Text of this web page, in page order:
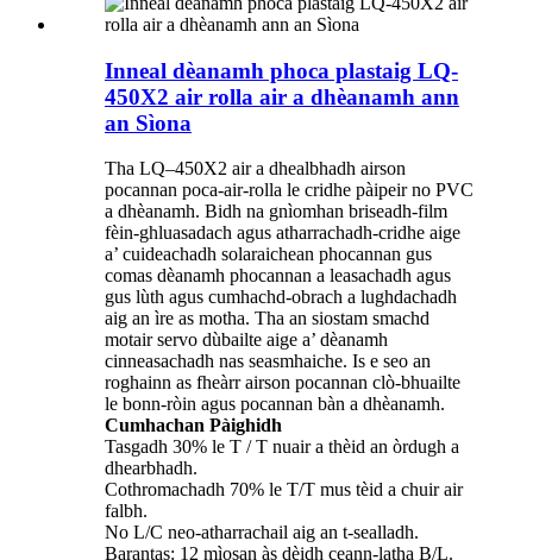
Inneal dèanamh phoca plastaig LQ-
450X2 air rolla air a dhèanamh ann
an Sìona
Tha LQ–450X2 air a dhealbhadh airson
pocannan poca-air-rolla le cridhe pàipeir no PVC
a dhèanamh. Bidh na gnìomhan briseadh-film
fèin-ghluasadach agus atharrachadh-cridhe aige
a’ cuideachadh solaraichean phocannan gus
comas dèanamh phocannan a leasachadh agus
gus lùth agus cumhachd-obrach a lughdachadh
aig an ìre as motha. Tha an siostam smachd
motair servo dùbailte aige a’ dèanamh
cinneasachadh nas seasmhaiche. Is e seo an
roghainn as fheàrr airson pocannan clò-bhuailte
le bonn-ròin agus pocannan bàn a dhèanamh.
Cumhachan Pàighidh
Tasgadh 30% le T / T nuair a thèid an òrdugh a
dhearbhadh.
Cothromachadh 70% le T/T mus tèid a chuir air
falbh.
No L/C neo-atharrachail aig an t-sealladh.
Barantas: 12 mìosan às dèidh ceann-latha B/L.